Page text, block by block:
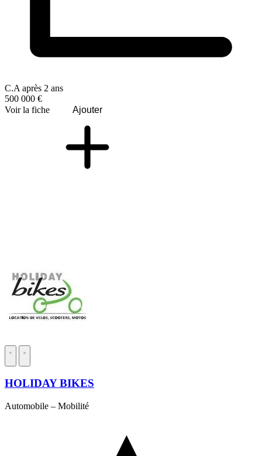
C.A après 2 ans
500 000 €
Voir la fiche
Ajouter
HOLIDAY BIKES
Automobile – Mobilité